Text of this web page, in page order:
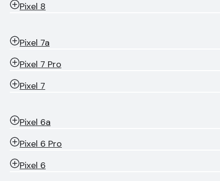
Pixel 8
Pixel 7a
Pixel 7 Pro
Pixel 7
Pixel 6a
Pixel 6 Pro
Pixel 6